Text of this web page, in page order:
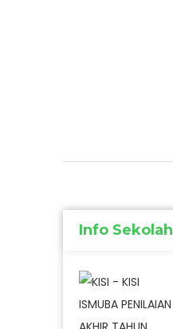
Info Sekolah